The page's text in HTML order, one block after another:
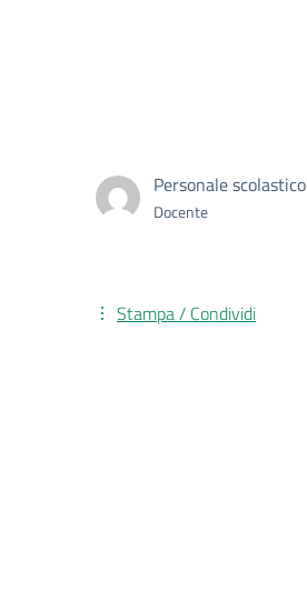
Personale scolastico
Docente
Stampa / Condividi